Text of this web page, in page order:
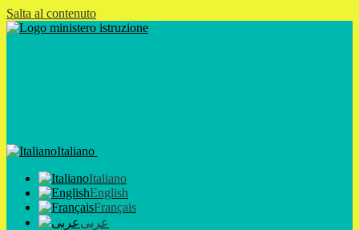
Salta al contenuto
Italiano
Italiano
English
Français
عربى